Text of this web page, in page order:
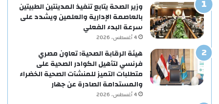
وزير الصحة يتابع تنفيذ المدينتين الطبيتين
بالعاصمة الإدارية والعلمين ويشدد على
سرعة البدء الفعلي
4 أغسطس، 2026
هيئة الرقابة الصحية: تعاون مصري
فرنسي لتأهيل الكوادر الصحية على
متطلبات التميز للمنشآت الصحية الخضراء
والمستدامة الصادرة عن جهار
4 أغسطس، 2026